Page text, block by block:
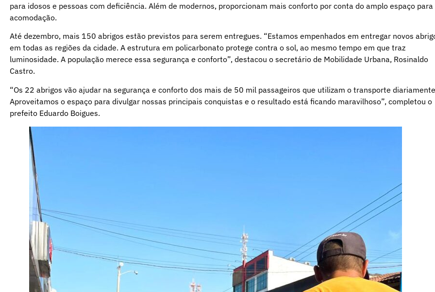
para idosos e pessoas com deficiência. Além de modernos, proporcionam mais conforto por conta do amplo espaço para
acomodação.
Até dezembro, mais 150 abrigos estão previstos para serem entregues. “Estamos empenhados em entregar novos
em todas as regiões da cidade. A estrutura em policarbonato protege contra o sol, ao mesmo tempo em que traz
luminosidade. A população merece essa segurança e conforto”, destacou o secretário de Mobilidade Urbana, Rosinaldo
Castro.
“Os 22 abrigos vão ajudar na segurança e conforto dos mais de 50 mil passageiros que utilizam o transporte
Aproveitamos o espaço para divulgar nossas principais conquistas e o resultado está ficando maravilhoso”, completou o
prefeito Eduardo Boigues.